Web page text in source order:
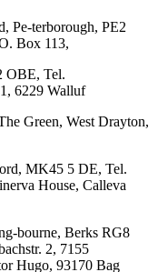
Pe-terborough, PE2
Box 113,
OBE, Tel.
6229 Walluf
Green, West Drayton,
MK45 5 DE, Tel.
House, Calleva
bourne, Berks RG8
2, 7155
Hugo, 93170 Bag